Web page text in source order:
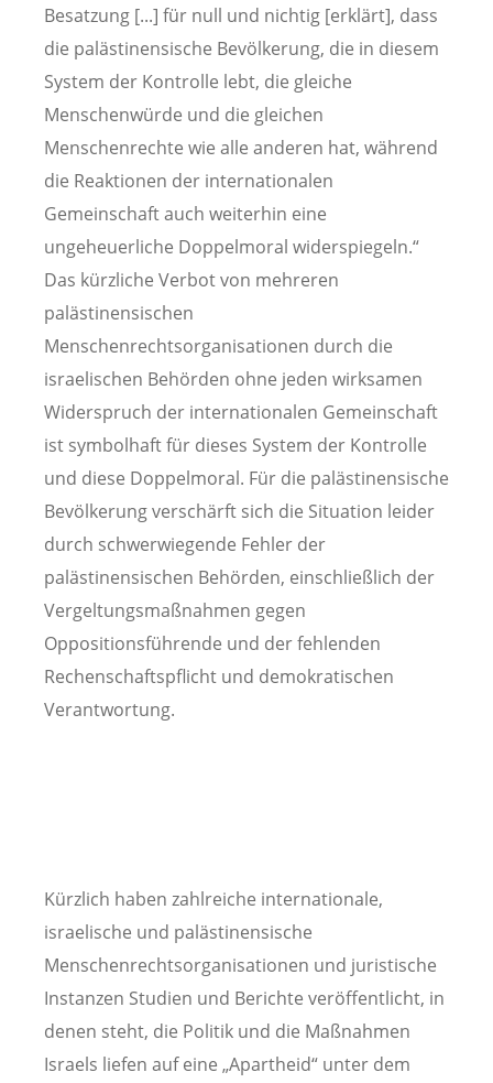
Besatzung [...] für null und nichtig [erklärt], dass
die palästinensische Bevölkerung, die in diesem
System der Kontrolle lebt, die gleiche
Menschenwürde und die gleichen
Menschenrechte wie alle anderen hat, während
die Reaktionen der internationalen
Gemeinschaft auch weiterhin eine
ungeheuerliche Doppelmoral widerspiegeln.“
Das kürzliche Verbot von mehreren
palästinensischen
Menschenrechtsorganisationen durch die
israelischen Behörden ohne jeden wirksamen
Widerspruch der internationalen Gemeinschaft
ist symbolhaft für dieses System der Kontrolle
und diese Doppelmoral. Für die palästinensische
Bevölkerung verschärft sich die Situation leider
durch schwerwiegende Fehler der
palästinensischen Behörden, einschließlich der
Vergeltungsmaßnahmen gegen
Oppositionsführende und der fehlenden
Rechenschaftspflicht und demokratischen
Verantwortung.
Kürzlich haben zahlreiche internationale,
israelische und palästinensische
Menschenrechtsorganisationen und juristische
Instanzen Studien und Berichte veröffentlicht, in
denen steht, die Politik und die Maßnahmen
Israels liefen auf eine „Apartheid“ unter dem